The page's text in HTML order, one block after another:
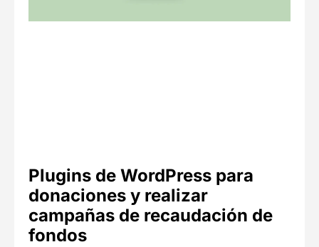
Plugins de WordPress para
donaciones y realizar
campañas de recaudación de
fondos